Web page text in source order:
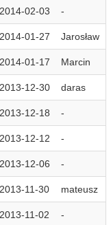
2014-02-03 -
2014-01-27 Jarosław
2014-01-17 Marcin
2013-12-30 daras
2013-12-18 -
2013-12-12 -
2013-12-06 -
2013-11-30 mateusz
2013-11-02 -